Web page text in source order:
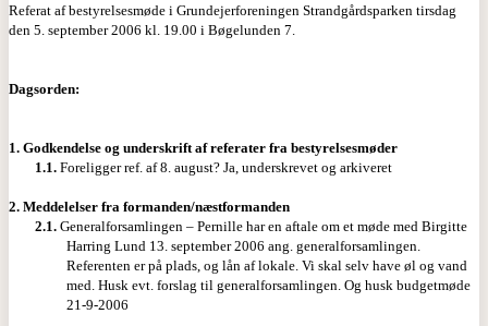
Referat af bestyrelsesmøde i Grundejerforeningen Strandgårdsparken tirsdag
den 5. september 2006 kl. 19.00 i Bøgelunden 7.
Dagsorden:
1. Godkendelse og underskrift af referater fra bestyrelsesmøder
1.1. Foreligger ref. af 8. august? Ja, underskrevet og arkiveret
2. Meddelelser fra formanden/næstformanden
2.1. Generalforsamlingen – Pernille har en aftale om et møde med Birgitte
Harring Lund 13. september 2006 ang. generalforsamlingen.
Referenten er på plads, og lån af lokale. Vi skal selv have øl og vand
med. Husk evt. forslag til generalforsamlingen. Og husk budgetmøde
21-9-2006